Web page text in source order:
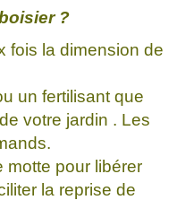
?
fois la dimension de
un fertilisant que
votre jardin . Les
motte pour libérer
la reprise de